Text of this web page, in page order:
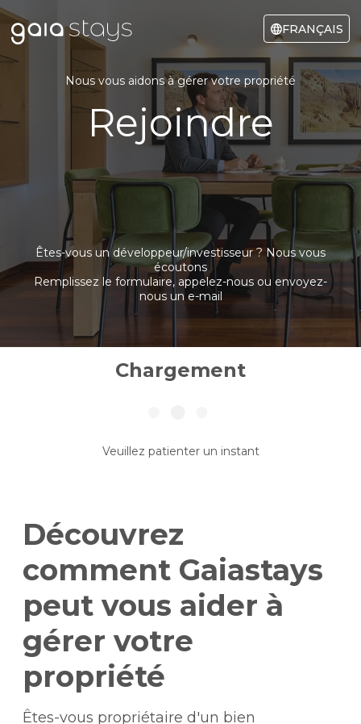
FRANÇAIS
Nous vous aidons à gérer votre propriété
Rejoindre
Êtes-vous un développeur/investisseur ? Nous vous
écoutons
Remplissez le formulaire, appelez-nous ou envoyez-
nous un e-mail
Chargement
Veuillez patienter un instant
Découvrez
comment Gaiastays
peut vous aider à
gérer votre
propriété
Êtes-vous propriétaire d'un bien